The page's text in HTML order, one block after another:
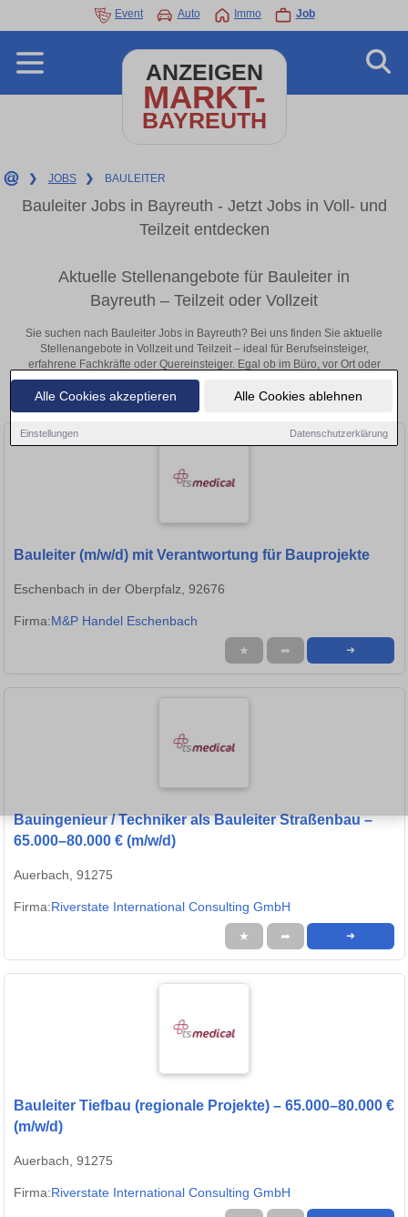
Alle Cookies akzeptieren Alle Cookies ablehnen
Einstellungen Datenschutzerklärung
Event Auto Immo Job
ANZEIGEN
MARKT-
BAYREUTH
❯ JOBS ❯ BAULEITER
Bauleiter Jobs in Bayreuth - Jetzt Jobs in Voll- und
Teilzeit entdecken
Aktuelle Stellenangebote für Bauleiter in
Bayreuth – Teilzeit oder Vollzeit
Sie suchen nach Bauleiter Jobs in Bayreuth? Bei uns finden Sie aktuelle
Stellenangebote in Vollzeit und Teilzeit – ideal für Berufseinsteiger,
erfahrene Fachkräfte oder Quereinsteiger. Egal ob im Büro, vor Ort oder
remote: Entdecken Sie jetzt neue Chancen in Ihrer Region und
bewerben Sie sich direkt auf passende Bauleiter-Stellen in Bayreuth!
Bauleiter (m/w/d) mit Verantwortung für Bauprojekte
Eschenbach in der Oberpfalz, 92676
Firma:M&P Handel Eschenbach
★ ➦ ➜
Bauingenieur / Techniker als Bauleiter Straßenbau –
65.000–80.000 € (m/w/d)
Auerbach, 91275
Firma:Riverstate International Consulting GmbH
★ ➦ ➜
Bauleiter Tiefbau (regionale Projekte) – 65.000–80.000 €
(m/w/d)
Auerbach, 91275
Firma:Riverstate International Consulting GmbH